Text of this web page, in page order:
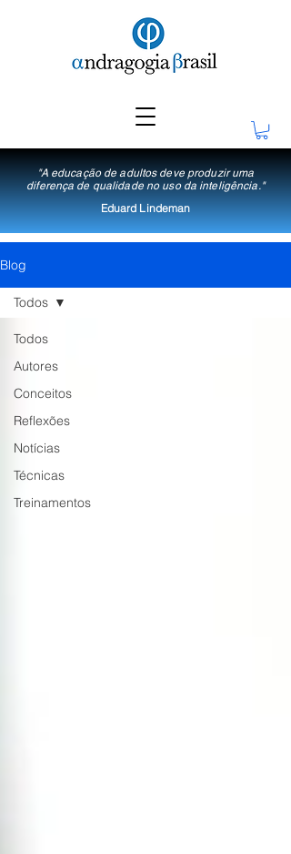
"A educação de adultos deve produzir uma
diferença de qualidade no uso da inteligência."
Eduard Lindeman
Blog
Todos
Autores
Conceitos
Reflexões
Notícias
Técnicas
Treinamentos
Todos